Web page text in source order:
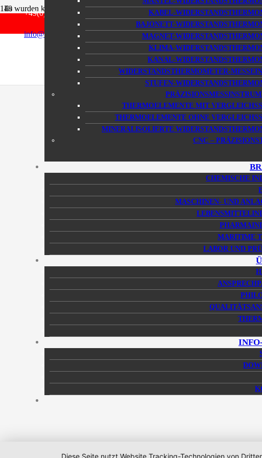
+49(0) 6184 / 9239 – 0
info@kmp-online.de
Merkliste
EN
KABEL-
BAJONETT-
MAGNET-
KLIMA-
KANAL-
WIDERSTANDSTHERMOMETER-
STUFEN-
THERMOELEMENTE MIT
THERMOELEMENTE OHNE
MINERALISOLIERTE
CNC –
CHEMISCHE
MASCHINEN- UND
MARITIME
LABOR UND
Es wurden keine Ergebnisse gefunden.
Diese Seite nutzt Website Tracking-Technologien von